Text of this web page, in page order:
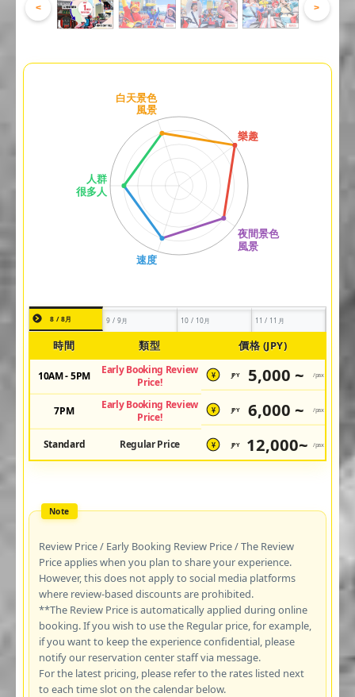
< >
8 / 8月 9 / 9月 10 / 10月 11 / 11月
時間 類型 價格 (JPY)
10AM - 5PM
Early Booking Review
Price!
¥ JPY 5,000 ~ /pax
7PM
Early Booking Review
Price!
¥ JPY 6,000 ~ /pax
Standard Regular Price ¥ JPY 12,000~ /pax
Review Price / Early Booking Review Price / The Review
Price applies when you plan to share your experience.
However, this does not apply to social media platforms
where review-based discounts are prohibited.
**The Review Price is automatically applied during online
booking. If you wish to use the Regular price, for example,
if you want to keep the experience confidential, please
notify our reservation center staff via message.
For the latest pricing, please refer to the rates listed next
to each time slot on the calendar below.